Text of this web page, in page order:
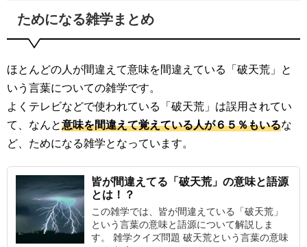
ためになる雑学まとめ
ほとんどの人が間違えて意味を間違えている「破天荒」と
いう言葉についての雑学です。
よくテレビなどで使われている「破天荒」は誤用されてい
て、なんと意味を間違えて覚えている人が６５％もいるな
ど、ためになる雑学となっています。
皆が間違えてる「破天荒」の意味と語源
とは！？
この雑学では、皆が間違えている「破天荒」
という言葉の意味と語源について解説しま
す。 雑学クイズ問題 破天荒という言葉の意味